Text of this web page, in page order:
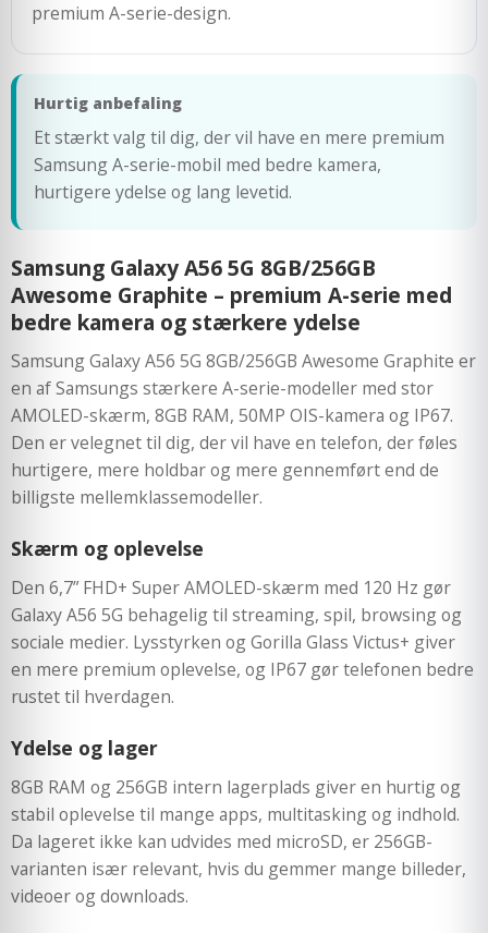
premium A-serie-design.
Hurtig anbefaling
Et stærkt valg til dig, der vil have en mere premium
Samsung A-serie-mobil med bedre kamera,
hurtigere ydelse og lang levetid.
Samsung Galaxy A56 5G 8GB/256GB
Awesome Graphite – premium A-serie med
bedre kamera og stærkere ydelse
Samsung Galaxy A56 5G 8GB/256GB Awesome Graphite er
en af Samsungs stærkere A-serie-modeller med stor
AMOLED-skærm, 8GB RAM, 50MP OIS-kamera og IP67.
Den er velegnet til dig, der vil have en telefon, der føles
hurtigere, mere holdbar og mere gennemført end de
billigste mellemklassemodeller.
Skærm og oplevelse
Den 6,7” FHD+ Super AMOLED-skærm med 120 Hz gør
Galaxy A56 5G behagelig til streaming, spil, browsing og
sociale medier. Lysstyrken og Gorilla Glass Victus+ giver
en mere premium oplevelse, og IP67 gør telefonen bedre
rustet til hverdagen.
Ydelse og lager
8GB RAM og 256GB intern lagerplads giver en hurtig og
stabil oplevelse til mange apps, multitasking og indhold.
Da lageret ikke kan udvides med microSD, er 256GB-
varianten især relevant, hvis du gemmer mange billeder,
videoer og downloads.